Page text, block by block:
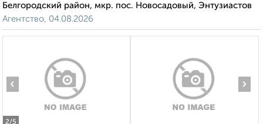
Белгородский район, мкр. пос. Новосадовый, Энтузиастов
Агентство, 04.08.2026
2/5
‹ ›